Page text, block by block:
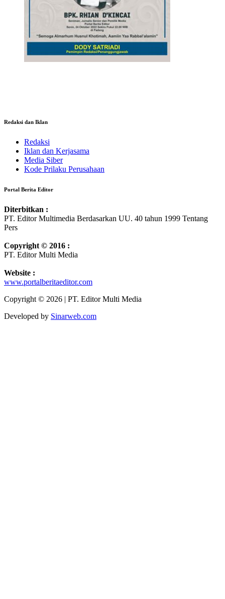
Redaksi dan Iklan
Redaksi
Iklan dan Kerjasama
Media Siber
Kode Prilaku Perusahaan
Portal Berita Editor
Diterbitkan :
PT. Editor Multimedia Berdasarkan UU. 40 tahun 1999 Tentang
Pers
Copyright © 2016 :
PT. Editor Multi Media
Website :
www.portalberitaeditor.com
Copyright © 2026 | PT. Editor Multi Media
Developed by Sinarweb.com